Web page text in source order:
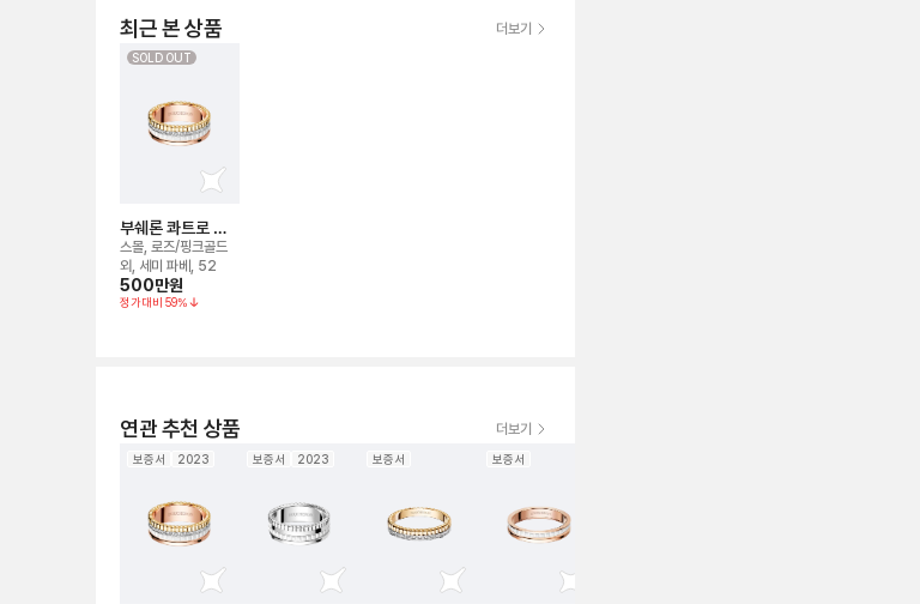
최근 본 상품 더보기
SOLD OUT
부쉐론 콰트로 화
이트 에디션 링
스몰, 로즈/핑크골드
외, 세미 파베, 52
500만원
정가대비 59%
연관 추천 상품 더보기
보증서 2023 보증서 2023 보증서 보증서